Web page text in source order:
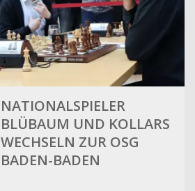
NATIONALSPIELER
BLÜBAUM UND KOLLARS
WECHSELN ZUR OSG
BADEN-BADEN